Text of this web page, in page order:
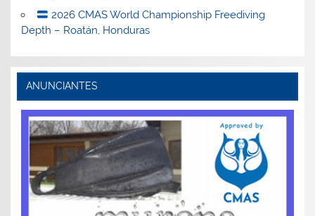
2026 CMAS World Championship Freediving
Depth – Roatán, Honduras
ANUNCIANTES